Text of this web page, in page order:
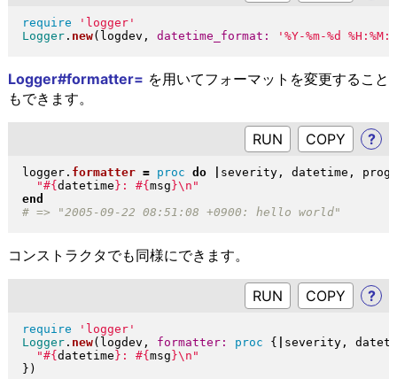
require
'logger'
Logger. new( logdev, datetime_format: '%Y-%m-%d
Logger#formatter= を用いてフォーマットを変更すること
もできます。
RUN ?
logger. formatter = proc do
severity, datetime,
"#{ datetime } : #{ msg }\n "
end
コンストラクタでも同様にできます。
RUN ?
require
'logger'
Logger. new( logdev, formatter: proc {
severity,
"#{ datetime } : #{ msg }\n "
} )